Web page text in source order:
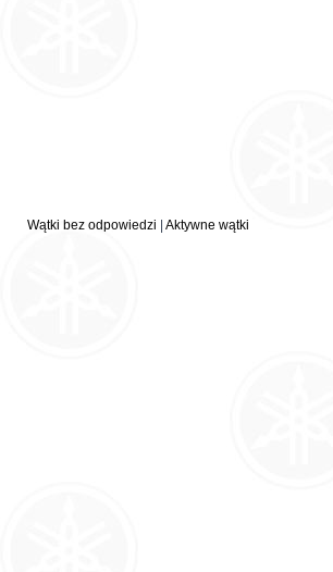
Wątki bez odpowiedzi Aktywne wątki